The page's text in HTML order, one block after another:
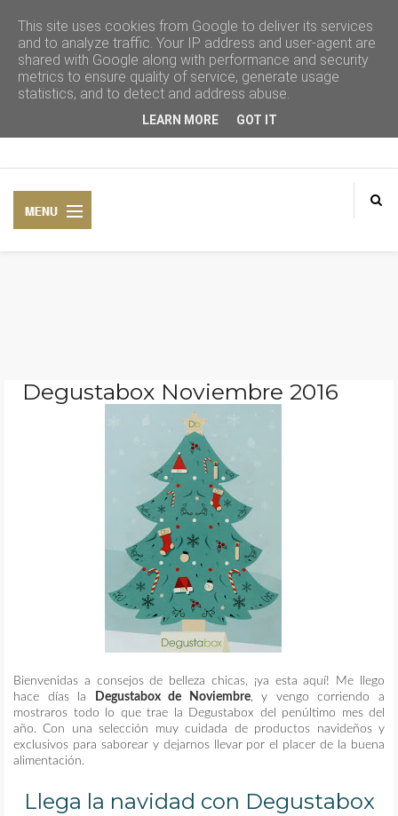
REMEDIOS CASEROS
Degustabox Noviembre 2016
Bienvenidas a consejos de belleza chicas, ¡ya esta aquí! Me llego
hace días la
Degustabox de Noviembre, y vengo corriendo a
mostraros todo lo que trae la Degustabox del penúltimo mes del
año. Con una selección muy cuidada de productos navideños y
exclusivos para saborear y dejarnos llevar por el placer de la buena
alimentación.
Llega la navidad con Degustabox
This site uses cookies from Google to deliver its services
and to analyze traffic. Your IP address and user-agent are
shared with Google along with performance and security
metrics to ensure quality of service, generate usage
statistics, and to detect and address abuse.
LEARN MORE GOT IT